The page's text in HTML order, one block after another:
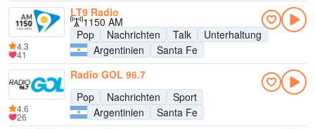
LT9 Radio
1150 AM
Pop
Nachrichten Talk
Unterhaltung
Argentinien
Santa Fe
4.3
41
Radio GOL 96.7
Pop
Nachrichten
Sport
Argentinien
Santa Fe
4.6
26